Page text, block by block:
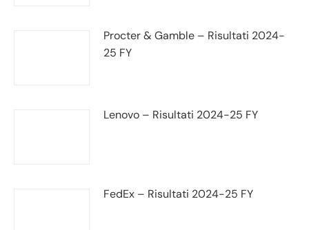
Procter & Gamble – Risultati 2024-
25 FY
Lenovo – Risultati 2024-25 FY
FedEx – Risultati 2024-25 FY